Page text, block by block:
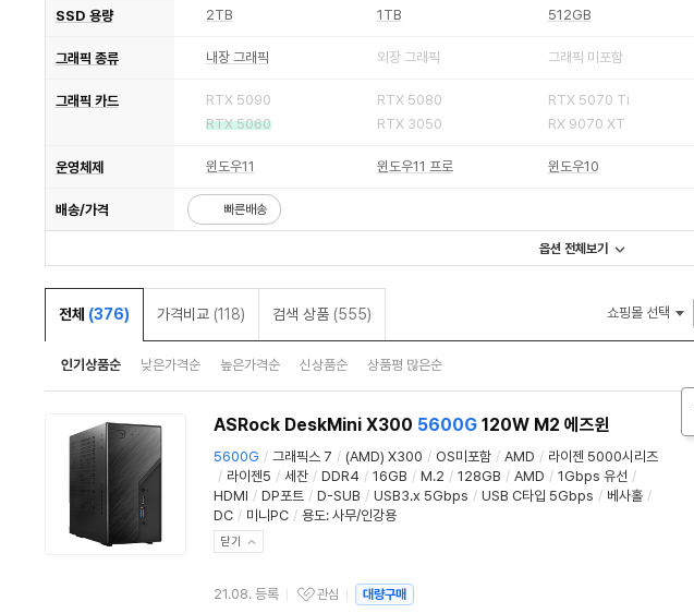
SSD 용량 2TB 1TB 512GB
그래픽 종류 내장 그래픽 외장 그래픽 그래픽 미포함
그래픽 카드 RTX 5090 RTX 5080 RTX 5070 Ti
RTX 5060 RTX 3050 RX 9070 XT
운영체제 윈도우11 윈도우11 프로 윈도우10
배송/가격 빠른배송
옵션 전체보기
전체 (376) 가격비교 (118) 검색 상품 (555) 쇼핑몰 선택
인기상품순 낮은가격순 높은가격순 신상품순 상품평 많은순
ASRock DeskMini X300 5600G120W M2 에즈윈
5600G / 그래픽스 7 / (AMD) X300 / OS미포함 / AMD / 라이젠 5000시리즈
/ 라이젠5 / 세잔 / DDR4 / 16GB / M.2 / 128GB / AMD / 1Gbps 유선 /
HDMI / DP포트 / D-SUB / USB3.x 5Gbps / USB C타입 5Gbps / 베사홀 /
DC / 미니PC / 용도: 사무/인강용
닫기
21.08. 등록
관심상품
관심 대량구매